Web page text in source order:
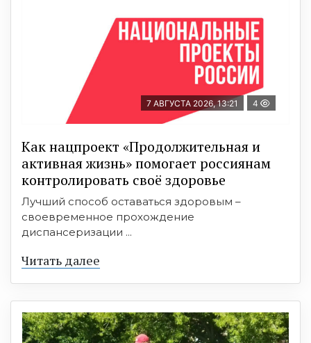
7 АВГУСТА 2026, 13:21 4
Как нацпроект «Продолжительная и
активная жизнь» помогает россиянам
контролировать своё здоровье
Лучший способ оставаться здоровым –
своевременное прохождение
диспансеризации ...
Читать далее